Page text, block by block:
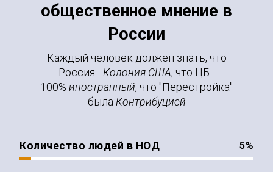
общественное мнение в
России
Каждый человек должен знать, что
Россия - Колония США, что ЦБ -
100% иностранный, что "Перестройка"
была Контрибуцией
Количество людей в НОД %